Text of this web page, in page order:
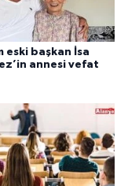
eski başkan İsa
annesi vefat